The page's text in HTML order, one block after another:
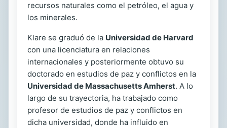
recursos naturales como el petróleo, el agua y
los minerales.
Klare se graduó de la Universidad de Harvard
con una licenciatura en relaciones
internacionales y posteriormente obtuvo su
doctorado en estudios de paz y conflictos en la
Universidad de Massachusetts Amherst. A lo
largo de su trayectoria, ha trabajado como
profesor de estudios de paz y conflictos en
dicha universidad, donde ha influido en